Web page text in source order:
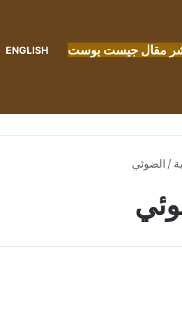
مقال جيست بوست ENGLISH
/ الضوئي